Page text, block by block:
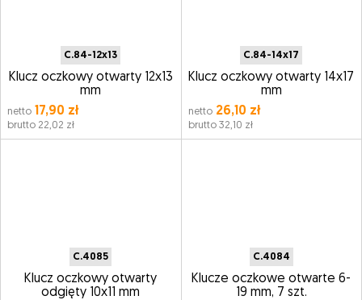
C.84-12x13
Klucz oczkowy otwarty 12x13
mm
netto 17,90 zł
brutto 22,02 zł
C.84-14x17
Klucz oczkowy otwarty 14x17
mm
netto26,10 zł
brutto 32,10 zł
C.4085
Klucz oczkowy otwarty
odgięty 10x11 mm
C.4084
Klucze oczkowe otwarte 6-
19 mm, 7 szt.